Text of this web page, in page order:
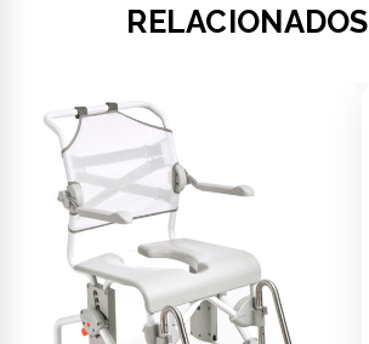
RELACIONADOS